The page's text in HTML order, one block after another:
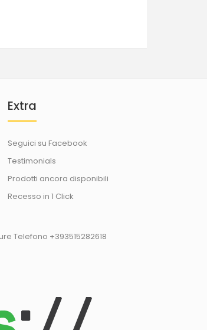
Extra
Seguici su Facebook
Testimonials
Prodotti ancora disponibili
Recesso in 1 Click
Telefono +393515282618